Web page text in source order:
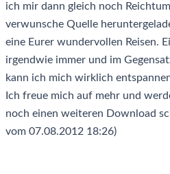
ich mir dann gleich noch
verwunsche Quelle
eine Eurer wundervollen Reisen.
irgendwie immer und im
kann ich mich wirklich
Ich freue mich auf mehr und
noch einen weiteren Download
vom 07.08.2012 18:26)